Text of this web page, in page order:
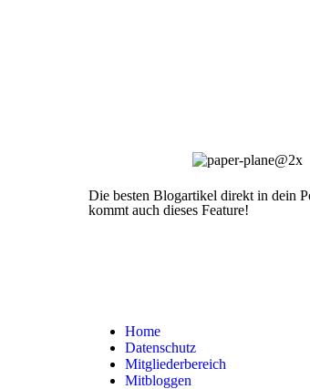
Die besten Blogartikel direkt in dein
kommt auch dieses Feature!
Home
Datenschutz
Mitgliederbereich
Mitbloggen